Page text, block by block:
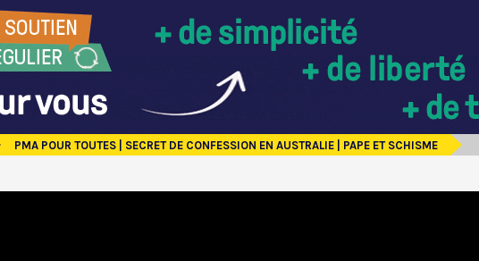
PMA POUR TOUTES | SECRET DE CONFESSION EN AUSTRALIE | PAPE ET SCHISME